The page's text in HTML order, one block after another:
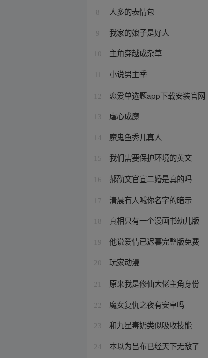
8 人多的表情包
9 我家的娘子是好人
10 主角穿越成杂草
小说男主季
12 恋爱单选题app下载安装官网
13 虐心成魔
14 魔鬼鱼秀儿真人
15 我们需要保护环境的英文
16 郝劭文官宣二婚是真的吗
17 清晨有人喊你名字的暗示
18 真相只有一个漫画书幼儿版
19 他说爱情已迟暮完整版免费
20 玩家动漫
21 原来我是修仙大佬主角身份
22 魔女复仇之夜有安卓吗
23 和九星毒奶类似吸收技能
24 本以为吕布已经天下无敌了